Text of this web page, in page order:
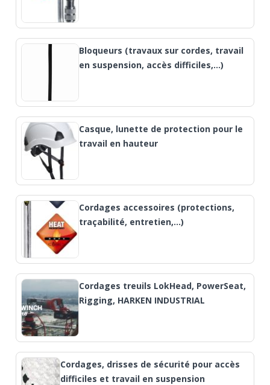
Bloqueurs (travaux sur cordes, travail
en suspension, accès difficiles,...)
Casque, lunette de protection pour le
travail en hauteur
Cordages accessoires (protections,
traçabilité, entretien,…)
Cordages treuils LokHead, PowerSeat,
Rigging, HARKEN INDUSTRIAL
Cordages, drisses de sécurité pour accès
difficiles et travail en suspension